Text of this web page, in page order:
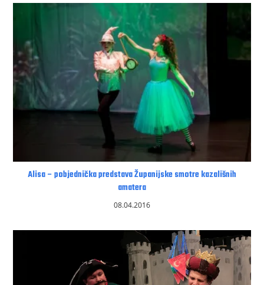
Alisa – pobjednička predstava Županijske smotre kazališnih
amatera
08.04.2016